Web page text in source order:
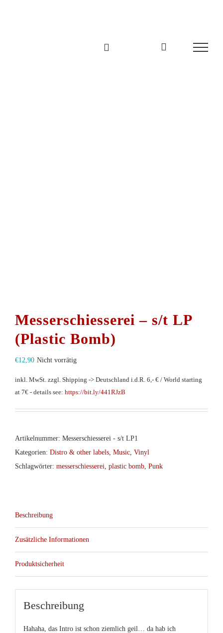
Messerschiesserei – s/t LP
(Plastic Bomb)
€12,90 Nicht vorrätig
inkl. MwSt. zzgl. Shipping -> Deutschland i.d.R. 6,- € / World starting
at 7€ - details see: https://bit.ly/441RJzB
Artikelnummer: Messerschiesserei - s/t LP1
Kategorien: Distro & other labels Music Vinyl
Schlagwörter: messerschiesserei plastic bomb Punk
Beschreibung
Zusätzliche Informationen
Produktsicherheit
Beschreibung
Hahaha, das Intro ist schon ziemlich geil… da hab ich